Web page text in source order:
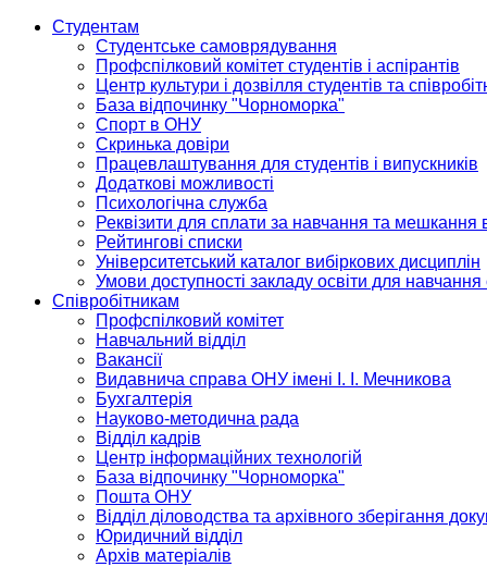
Студентам
Студентське самоврядування
Профспілковий комітет студентів і аспірантів
Центр культури і дозвілля студентів та
База відпочинку "Чорноморка"
Спорт в ОНУ
Скринька довіри
Працевлаштування для студентів і випускників
Додаткові можливості
Психологічна служба
Реквізити для сплати за навчання та мешкання
Рейтингові списки
Університетський каталог вибіркових дисциплін
Умови доступності закладу освіти для
Співробітникам
Профспілковий комітет
Навчальний відділ
Вакансії
Видавнича справа ОНУ імені І. І. Мечникова
Бухгалтерія
Науково-методична рада
Відділ кадрів
Центр інформаційних технологій
База відпочинку "Чорноморка"
Пошта ОНУ
Відділ діловодства та архівного зберігання
Юридичний відділ
Архів матеріалів